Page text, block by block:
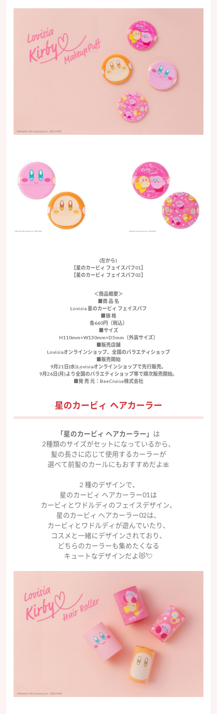
(左から)
【星のカービィ フェイスパフ01】
【星のカービィ フェイスパフ02】
＜商品概要＞
■商 品 名
Lovisia 星のカービィ フェイスパフ
■価 格
各660円（税込）
■サイズ
H110mm×W130mm×D5mm（外装サイズ）
■販売店舗
Lovisiaオンラインショップ、全国のバラエティショップ
■販売開始
9月21日(水)Lovisiaオンラインショップで先行販売。
9月26日(月)より全国のバラエティショップ等で順次販売開始。
■発 売 元：BeeCruise株式会社
星のカービィ ヘアカーラー
「星のカービィ ヘアカーラー」 は
2種類のサイズがセットになっているから、
髪の長さに応じて使用するカーラーが
選べて前髪のカールにもおすすめだよ🎀
２種のデザインで、
星のカービィ ヘアカーラー01は
カービィとワドルディのフェイスデザイン、
星のカービィ ヘアカーラー02は、
カービィとワドルディが遊んでいたり、
コスメと一緒にデザインされており、
どちらのカーラーも集めたくなる
キュートなデザインだよ😻💘